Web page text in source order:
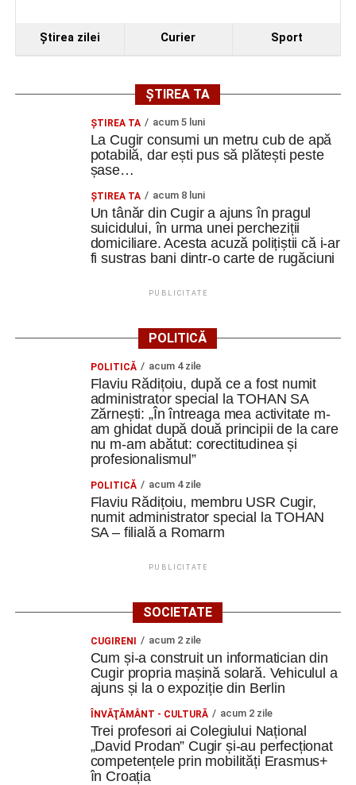
Ştirea zilei Curier Sport
ȘTIREA TA
ȘTIREA TA acum 5 luni
La Cugir consumi un metru cub de apă
potabilă, dar ești pus să plătești peste
șase…
ȘTIREA TA acum 8 luni
Un tânăr din Cugir a ajuns în pragul
suicidului, în urma unei percheziții
domiciliare. Acesta acuză polițiștii că i-ar
fi sustras bani dintr-o carte de rugăciuni
PUBLICITATE
POLITICĂ
POLITICĂ acum 4 zile
Flaviu Rădițoiu, după ce a fost numit
administrator special la TOHAN SA
Zărnești: „În întreaga mea activitate m-
am ghidat după două principii de la care
nu m-am abătut: corectitudinea și
profesionalismul”
POLITICĂ acum 4 zile
Flaviu Rădițoiu, membru USR Cugir,
numit administrator special la TOHAN
SA – filială a Romarm
PUBLICITATE
SOCIETATE
CUGIRENI acum 2 zile
Cum și-a construit un informatician din
Cugir propria mașină solară. Vehiculul a
ajuns și la o expoziție din Berlin
ÎNVĂŢĂMÂNT - CULTURĂ acum 2 zile
Trei profesori ai Colegiului Național
„David Prodan” Cugir și-au perfecționat
competențele prin mobilități Erasmus+
în Croația